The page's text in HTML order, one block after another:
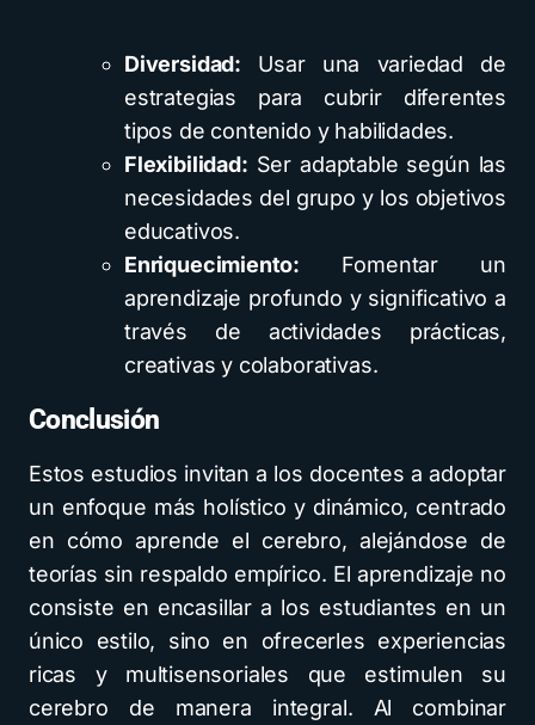
Diversidad: Usar una variedad de
estrategias para cubrir diferentes
tipos de contenido y habilidades.
Flexibilidad: Ser adaptable según las
necesidades del grupo y los objetivos
educativos.
Enriquecimiento: Fomentar un
aprendizaje profundo y significativo a
través de actividades prácticas,
creativas y colaborativas.
Conclusión
Estos estudios invitan a los docentes a adoptar
un enfoque más holístico y dinámico, centrado
en cómo aprende el cerebro, alejándose de
teorías sin respaldo empírico. El aprendizaje no
consiste en encasillar a los estudiantes en un
único estilo, sino en ofrecerles experiencias
ricas y multisensoriales que estimulen su
cerebro de manera integral. Al combinar